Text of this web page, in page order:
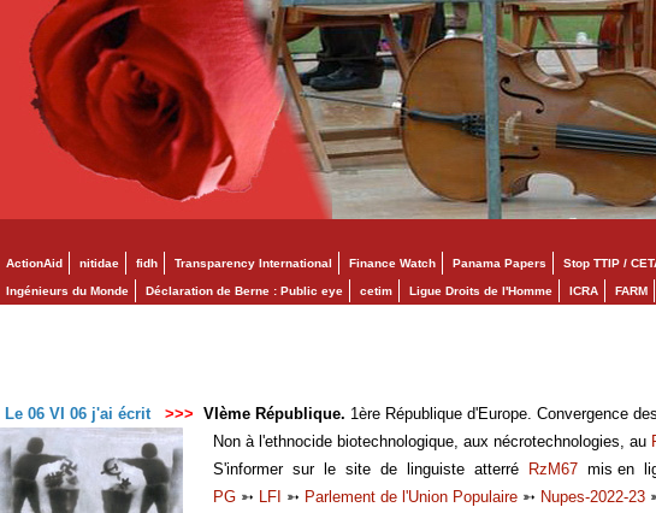
ActionAid nitidae fidh Transparency International Finance Watch Panama Papers Stop TTIP /
Ingénieurs du Monde Déclaration de Berne : Public eye cetim Ligue Droits de l'Homme ICRA FARM
Le 06 VI 06 j'ai écrit >>> VIème République. 1ère République d'Europe. Convergence
Non à l'ethnocide biotechnologique, aux nécrotechnologies, au
S'informer sur le site de linguiste atterré RzM67 mis en
PG ➳ LFI ➳ Parlement de l'Union Populaire ➳ Nupes-2022-23